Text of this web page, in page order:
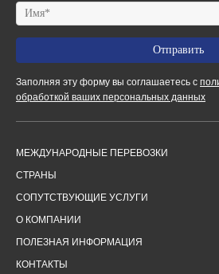
Заполняя эту форму вы соглашаетесь с
обработкой ваших персональных данных
МЕЖДУНАРОДНЫЕ ПЕРЕВОЗКИ
СТРАНЫ
СОПУТСТВУЮЩИЕ УСЛУГИ
О КОМПАНИИ
ПОЛЕЗНАЯ ИНФОРМАЦИЯ
КОНТАКТЫ